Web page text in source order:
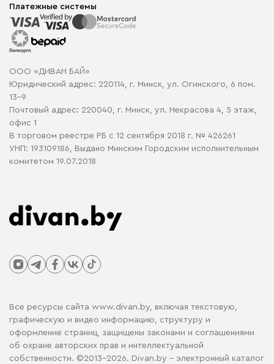
Способы оплаты
Рассрочка и кредит
Гарантия
Карта сайта
Политика конфиденциальности
Политика в отношении обработки cookie
Корпусная мебель
Распродажа мебели
Платежные системы
ООО «ДИВАН БАЙ»
Юридический адрес: 220114, г. Минск, ул. Огинского, 6 пом.
13-9
Почтовый адрес: 220040, г. Минск, ул. Некрасова 4, 5 этаж,
офис 1
В торговом реестре РБ с 12 сентября 2018 г. № 426261
УНП: 193109186, Выдано Минским Городским исполнительным
комитетом 19.07.2018
Все ресурсы сайта www.divan.by, включая текстовую,
графическую и видео информацию, структуру и
оформление страниц, защищены законами и соглашениями
об охране авторских прав и интеллектуальной
собственности. ©2013-2026. Divan.by - электронный каталог